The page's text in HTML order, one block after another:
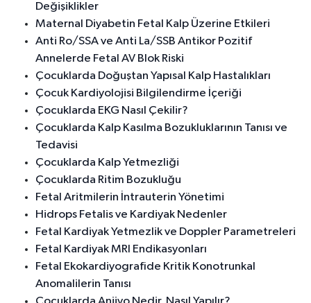
Değişiklikler
Maternal Diyabetin Fetal Kalp Üzerine Etkileri
Anti Ro/SSA ve Anti La/SSB Antikor Pozitif
Annelerde Fetal AV Blok Riski
Çocuklarda Doğuştan Yapısal Kalp Hastalıkları
Çocuk Kardiyolojisi Bilgilendirme İçeriği
Çocuklarda EKG Nasıl Çekilir?
Çocuklarda Kalp Kasılma Bozukluklarının Tanısı ve
Tedavisi
Çocuklarda Kalp Yetmezliği
Çocuklarda Ritim Bozukluğu
Fetal Aritmilerin İntrauterin Yönetimi
Hidrops Fetalis ve Kardiyak Nedenler
Fetal Kardiyak Yetmezlik ve Doppler Parametreleri
Fetal Kardiyak MRI Endikasyonları
Fetal Ekokardiyografide Kritik Konotrunkal
Anomalilerin Tanısı